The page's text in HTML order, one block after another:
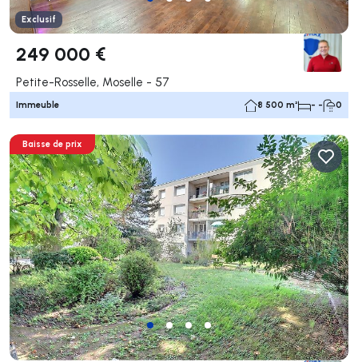
Exclusif
249 000 €
Petite-Rosselle, Moselle - 57
Immeuble 8 500 m² - - 0
Baisse de prix